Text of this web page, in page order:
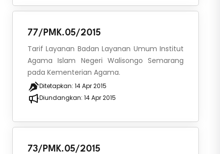
77/PMK.05/2015
Tarif Layanan Badan Layanan Umum Institut
Agama Islam Negeri Walisongo Semarang
pada Kementerian Agama.
Ditetapkan: 14 Apr 2015
Diundangkan: 14 Apr 2015
73/PMK.05/2015